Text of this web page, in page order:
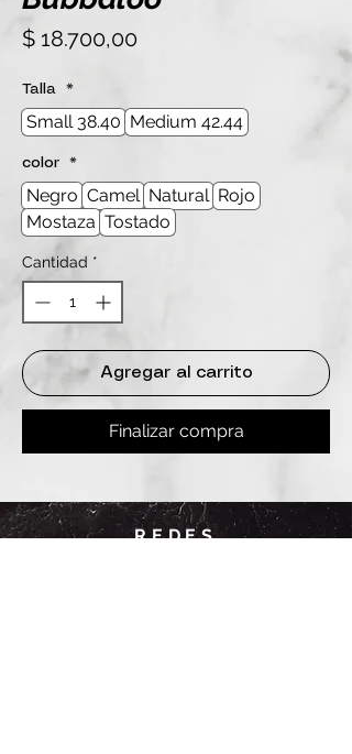
$ 18.700,00Precio
Talla *
Small 38.40 Medium 42.44
color *
Negro Camel Natural Rojo
Mostaza Tostado
Cantidad *
Agregar al carrito
Finalizar compra
REDES